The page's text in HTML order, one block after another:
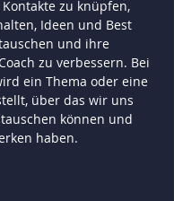
zu knüpfen,
Ideen und Best
und ihre
zu verbessern. Bei
ein Thema oder eine
über das wir uns
können und
haben.